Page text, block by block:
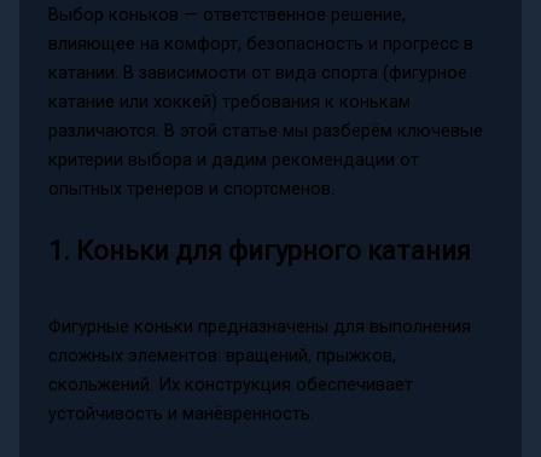
Выбор коньков — ответственное решение,
влияющее на комфорт, безопасность и прогресс в
катании. В зависимости от вида спорта (фигурное
катание или хоккей) требования к конькам
различаются. В этой статье мы разберём ключевые
критерии выбора и дадим рекомендации от
опытных тренеров и спортсменов.
1. Коньки для фигурного катания
Фигурные коньки предназначены для выполнения
сложных элементов: вращений, прыжков,
скольжений. Их конструкция обеспечивает
устойчивость и манёвренность.